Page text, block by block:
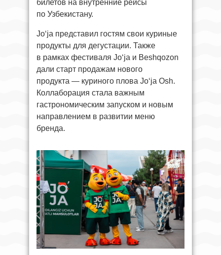
билетов на внутренние рейсы
по Узбекистану.
Jo‘ja представил гостям свои куриные
продукты для дегустации. Также
в рамках фестиваля Jo‘ja и Beshqozon
дали старт продажам нового
продукта — куриного плова Jo‘ja Osh.
Коллаборация стала важным
гастрономическим запуском и новым
направлением в развитии меню
бренда.